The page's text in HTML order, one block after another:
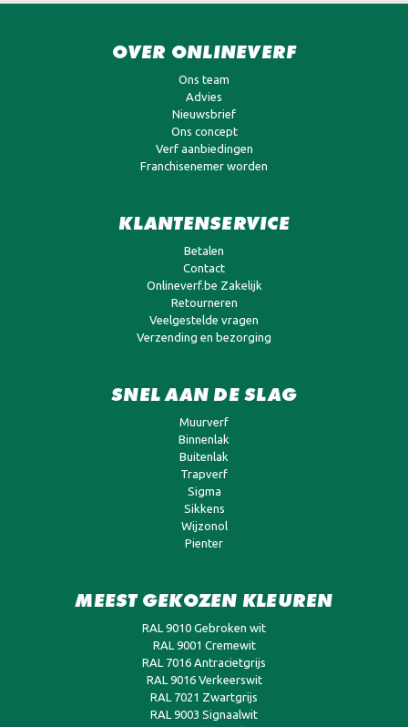
OVER ONLINEVERF
Ons team
Advies
Nieuwsbrief
Ons concept
Verf aanbiedingen
Franchisenemer worden
KLANTENSERVICE
Betalen
Contact
Onlineverf.be Zakelijk
Retourneren
Veelgestelde vragen
Verzending en bezorging
SNEL AAN DE SLAG
Muurverf
Binnenlak
Buitenlak
Trapverf
Sigma
Sikkens
Wijzonol
Pienter
MEEST GEKOZEN KLEUREN
RAL 9010 Gebroken wit
RAL 9001 Cremewit
RAL 7016 Antracietgrijs
RAL 9016 Verkeerswit
RAL 7021 Zwartgrijs
RAL 9003 Signaalwit